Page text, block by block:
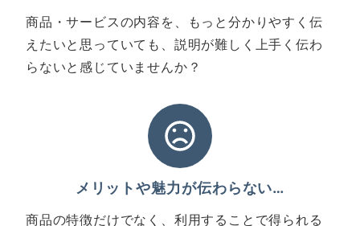
商品・サービスの内容を、もっと分かりやすく伝
えたいと思っていても、説明が難しく上手く伝わ
らないと感じていませんか？
メリットや魅力が伝わらない…
商品の特徴だけでなく、利用することで得られる